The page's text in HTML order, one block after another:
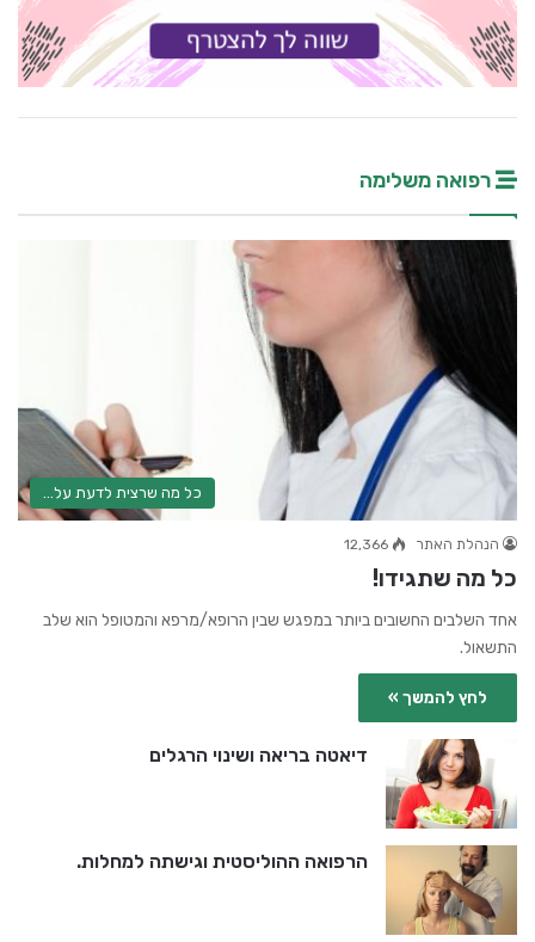
רפואה משלימה
כל מה שרצית לדעת על...
הנהלת האתר 12,366
כל מה שתגידו!
אחד השלבים החשובים ביותר במפגש שבין הרופא/מרפא והמטופל הוא שלב
התשאול.
לחץ להמשך »
דיאטה בריאה ושינוי הרגלים
הרפואה ההוליסטית וגישתה למחלות.